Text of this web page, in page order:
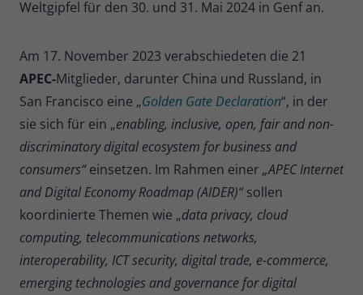
Weltgipfel für den 30. und 31. Mai 2024 in Genf an.
Am 17. November 2023 verabschiedeten die 21
APEC-Mitglieder, darunter China und Russland, in
San Francisco eine „Golden Gate Declaration“, in der
sie sich für ein „enabling, inclusive, open, fair and non-
discriminatory digital ecosystem for business and
consumers“einsetzen. Im Rahmen einer „APEC Internet
and Digital Economy Roadmap (AIDER)“sollen
koordinierte Themen wie „data privacy, cloud
computing, telecommunications networks,
interoperability, ICT security, digital trade, e-commerce,
emerging technologies and governance for digital